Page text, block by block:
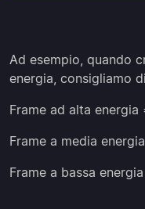
Ad esempio, quando
energia, consigliamo
Frame ad alta energia
Frame a media
Frame a bassa